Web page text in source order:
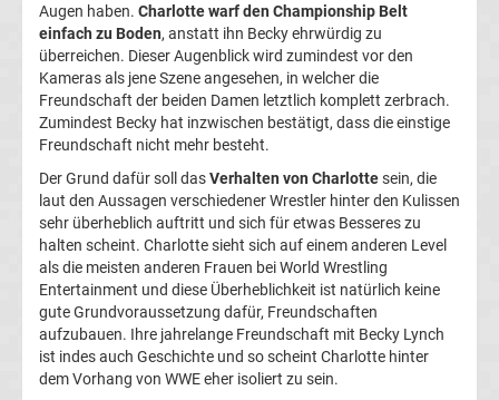
Eishockey
live
TV
Tabellen
Ergebnisse
International:
La
Augen haben. Charlotte warf den Championship Belt
einfach zu Boden, anstatt ihn Becky ehrwürdig zu
überreichen. Dieser Augenblick wird zumindest vor den
Kameras als jene Szene angesehen, in welcher die
Freundschaft der beiden Damen letztlich komplett zerbrach.
Zumindest Becky hat inzwischen bestätigt, dass die einstige
Freundschaft nicht mehr besteht.
Der Grund dafür soll dasVerhalten von Charlottesein, die
laut den Aussagen verschiedener Wrestler hinter den Kulissen
sehr überheblich auftritt und sich für etwas Besseres zu
halten scheint. Charlotte sieht sich auf einem anderen Level
als die meisten anderen Frauen bei World Wrestling
Entertainment und diese Überheblichkeit ist natürlich keine
gute Grundvoraussetzung dafür, Freundschaften
aufzubauen. Ihre jahrelange Freundschaft mit Becky Lynch
ist indes auch Geschichte und so scheint Charlotte hinter
dem Vorhang von WWE eher isoliert zu sein.